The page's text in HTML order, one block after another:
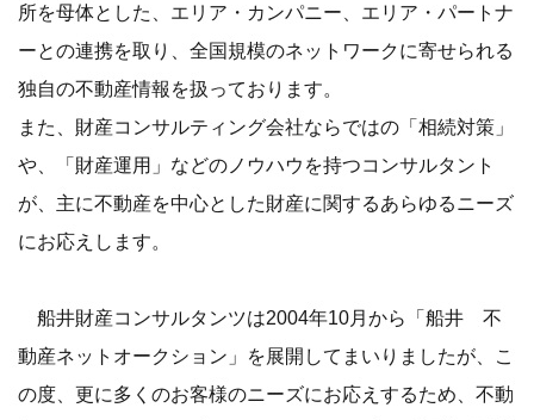
所を母体とした、エリア・カンパニー、エリア・パートナ
ーとの連携を取り、全国規模のネットワークに寄せられる
独自の不動産情報を扱っております。
また、財産コンサルティング会社ならではの「相続対策」
や、「財産運用」などのノウハウを持つコンサルタント
が、主に不動産を中心とした財産に関するあらゆるニーズ
にお応えします。
船井財産コンサルタンツは2004年10月から「船井 不
動産ネットオークション」を展開してまいりましたが、こ
の度、更に多くのお客様のニーズにお応えするため、不動